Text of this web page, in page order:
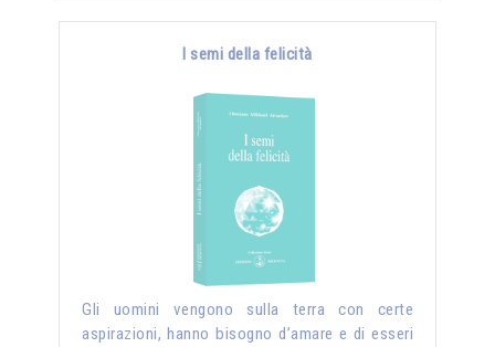
I semi della felicità
Gli uomini vengono sulla terra con certe
aspirazioni, hanno bisogno d’amare e di esseri